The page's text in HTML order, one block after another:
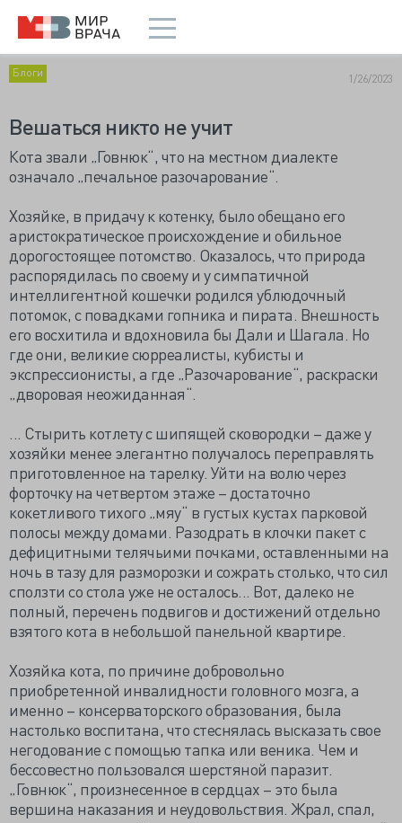
Блоги 1/26/2023
Вешаться никто не учит
Кота звали „Говнюк“, что на местном диалекте
означало „печальное разочарование“.
Хозяйке, в придачу к котенку, было обещано его
аристократическое происхождение и обильное
дорогостоящее потомство. Оказалось, что природа
распорядилась по своему и у симпатичной
интеллигентной кошечки родился ублюдочный
потомок, с повадками гопника и пирата. Внешность
его восхитила и вдохновила бы Дали и Шагала. Но
где они, великие сюрреалисты, кубисты и
экспрессионисты, а где „Разочарование“, раскраски
„дворовая неожиданная“.
... Стырить котлету с шипящей сковородки – даже у
хозяйки менее элегантно получалось переправлять
приготовленное на тарелку. Уйти на волю через
форточку на четвертом этаже – достаточно
кокетливого тихого „мяу“ в густых кустах парковой
полосы между домами. Разодрать в клочки пакет с
дефицитными телячьими почками, оставленными на
ночь в тазу для разморозки и сожрать столько, что сил
сползти со стола уже не осталось... Вот, далеко не
полный, перечень подвигов и достижений отдельно
взятого кота в небольшой панельной квартире.
Хозяйка кота, по причине добровольно
приобретенной инвалидности головного мозга, а
именно – консерваторского образования, была
настолько воспитана, что стеснялась высказать свое
негодование с помощью тапка или веника. Чем и
бессовестно пользовался шерстяной паразит.
„Говнюк“, произнесенное в сердцах – это была
вершина наказания и неудовольствия. Жрал, спал,